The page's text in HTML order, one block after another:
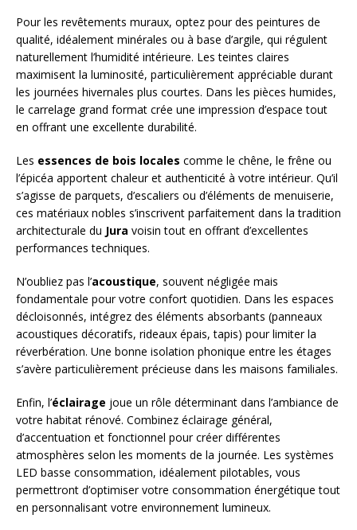
Pour les revêtements muraux, optez pour des peintures de
qualité, idéalement minérales ou à base d’argile, qui régulent
naturellement l’humidité intérieure. Les teintes claires
maximisent la luminosité, particulièrement appréciable durant
les journées hivernales plus courtes. Dans les pièces humides,
le carrelage grand format crée une impression d’espace tout
en offrant une excellente durabilité.
Les essences de bois locales comme le chêne, le frêne ou
l’épicéa apportent chaleur et authenticité à votre intérieur. Qu’il
s’agisse de parquets, d’escaliers ou d’éléments de menuiserie,
ces matériaux nobles s’inscrivent parfaitement dans la tradition
architecturale du Jura voisin tout en offrant d’excellentes
performances techniques.
N’oubliez pas l’acoustique, souvent négligée mais
fondamentale pour votre confort quotidien. Dans les espaces
décloisonnés, intégrez des éléments absorbants (panneaux
acoustiques décoratifs, rideaux épais, tapis) pour limiter la
réverbération. Une bonne isolation phonique entre les étages
s’avère particulièrement précieuse dans les maisons familiales.
Enfin, l’éclairage joue un rôle déterminant dans l’ambiance de
votre habitat rénové. Combinez éclairage général,
d’accentuation et fonctionnel pour créer différentes
atmosphères selon les moments de la journée. Les systèmes
LED basse consommation, idéalement pilotables, vous
permettront d’optimiser votre consommation énergétique tout
en personnalisant votre environnement lumineux.